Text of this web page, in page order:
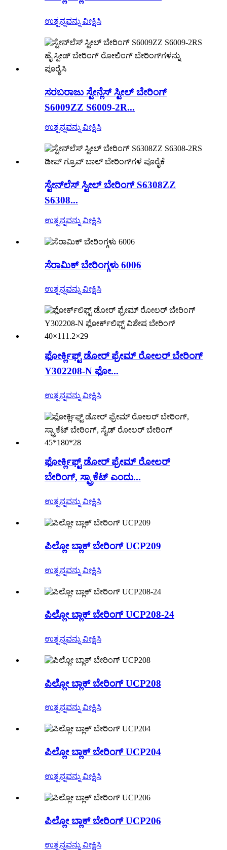
ಉತ್ಪನ್ನವನ್ನು ವೀಕ್ಷಿಸಿ
ಸರಬರಾಜು ಸ್ಟೇನ್ಲೆಸ್ ಸ್ಟೀಲ್ ಬೇರಿಂಗ್
S6009ZZ S6009-2R...
ಉತ್ಪನ್ನವನ್ನು ವೀಕ್ಷಿಸಿ
ಸ್ಟೇನ್‌ಲೆಸ್ ಸ್ಟೀಲ್ ಬೇರಿಂಗ್ S6308ZZ
S6308...
ಉತ್ಪನ್ನವನ್ನು ವೀಕ್ಷಿಸಿ
ಸೆರಾಮಿಕ್ ಬೇರಿಂಗ್ಗಳು 6006
ಉತ್ಪನ್ನವನ್ನು ವೀಕ್ಷಿಸಿ
ಫೋರ್ಕ್ಲಿಫ್ಟ್ ಡೋರ್ ಫ್ರೇಮ್ ರೋಲರ್ ಬೇರಿಂಗ್
Y302208-N ಫೋ...
ಉತ್ಪನ್ನವನ್ನು ವೀಕ್ಷಿಸಿ
ಫೋರ್ಕ್ಲಿಫ್ಟ್ ಡೋರ್ ಫ್ರೇಮ್ ರೋಲರ್
ಬೇರಿಂಗ್, ಸ್ಪ್ರಾಕೆಟ್ ಎಂದು...
ಉತ್ಪನ್ನವನ್ನು ವೀಕ್ಷಿಸಿ
ಪಿಲ್ಲೋ ಬ್ಲಾಕ್ ಬೇರಿಂಗ್ UCP209
ಉತ್ಪನ್ನವನ್ನು ವೀಕ್ಷಿಸಿ
ಪಿಲ್ಲೋ ಬ್ಲಾಕ್ ಬೇರಿಂಗ್ UCP208-24
ಉತ್ಪನ್ನವನ್ನು ವೀಕ್ಷಿಸಿ
ಪಿಲ್ಲೋ ಬ್ಲಾಕ್ ಬೇರಿಂಗ್ UCP208
ಉತ್ಪನ್ನವನ್ನು ವೀಕ್ಷಿಸಿ
ಪಿಲ್ಲೋ ಬ್ಲಾಕ್ ಬೇರಿಂಗ್ UCP204
ಉತ್ಪನ್ನವನ್ನು ವೀಕ್ಷಿಸಿ
ಪಿಲ್ಲೋ ಬ್ಲಾಕ್ ಬೇರಿಂಗ್ UCP206
ಉತ್ಪನ್ನವನ್ನು ವೀಕ್ಷಿಸಿ